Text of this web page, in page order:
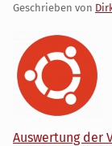
Geschrieben von
Auswertung der